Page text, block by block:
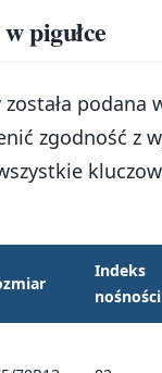
pigułce
podana
zgodność z
Indeks
nośności